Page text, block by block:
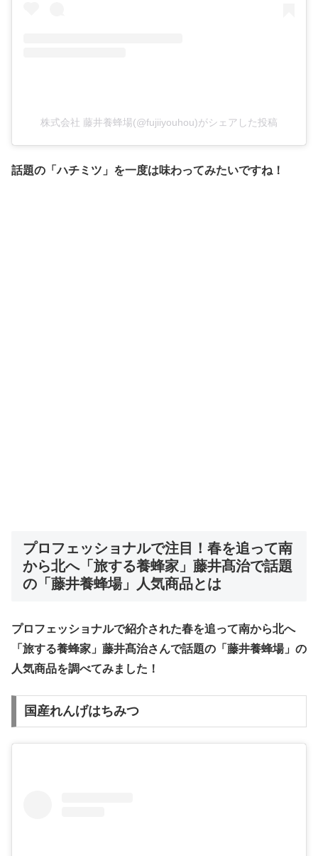
株式会社 藤井養蜂場(@fujiiyouhou)がシェアした投稿
話題の「ハチミツ」を一度は味わってみたいですね！
プロフェッショナルで注目！ 春を追って南
から北へ「旅する養蜂家」藤井髙治で話題
の「藤井養蜂場」
人気商品とは
プロフェッショナルで紹介された春を追って南から北へ
「旅する養蜂家」藤井髙治さんで話題の「藤井養蜂場」の
人気商品を調べてみました！
国産れんげはちみつ